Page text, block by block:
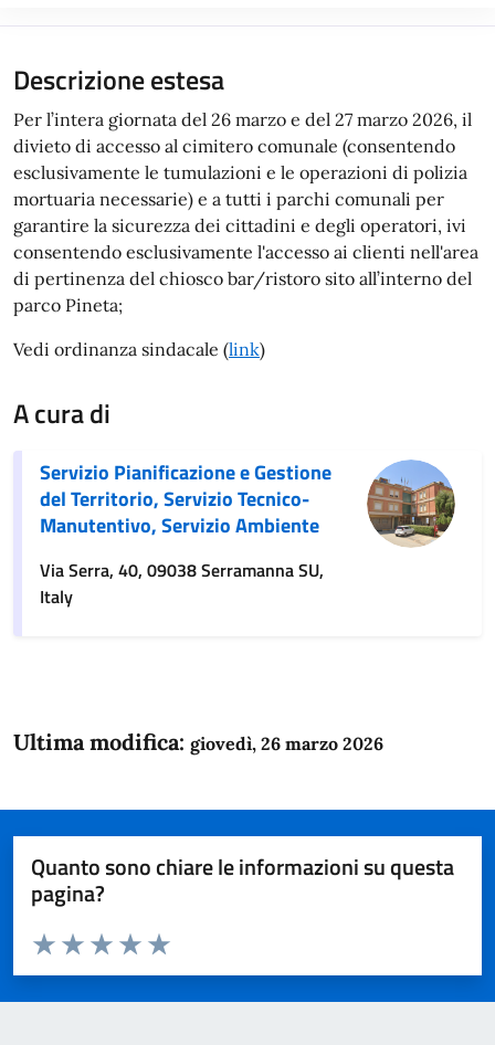
Descrizione estesa
Per l’intera giornata del 26 marzo e del 27 marzo 2026, il
divieto di accesso al cimitero comunale (consentendo
esclusivamente le tumulazioni e le operazioni di polizia
mortuaria necessarie) e a tutti i parchi comunali per
garantire la sicurezza dei cittadini e degli operatori, ivi
consentendo esclusivamente l'accesso ai clienti nell'area
di pertinenza del chiosco bar/ristoro sito all’interno del
parco Pineta;
Vedi ordinanza sindacale (link)
A cura di
Servizio Pianificazione e Gestione
del Territorio, Servizio Tecnico-
Manutentivo, Servizio Ambiente
Via Serra, 40, 09038 Serramanna SU,
Italy
Ultima modifica: giovedì, 26 marzo 2026
Quanto sono chiare le informazioni su questa
pagina?
Domanda
Valuta da 1 a 5 stelle la pagina
Valuta 5 stelle su 5
Valuta 4 stelle su 5
Valuta 3 stelle su 5
Valuta 2 stelle su 5
Valuta 1 stelle su 5